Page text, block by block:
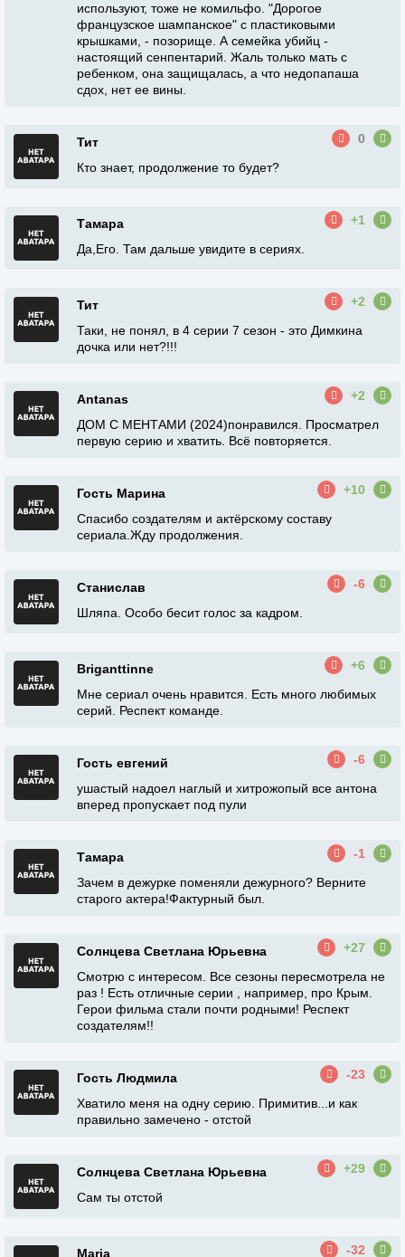
используют, тоже не комильфо. "Дорогое
французское шампанское" с пластиковыми
крышками, - позорище. А семейка убийц -
настоящий сенпентарий. Жаль только мать с
ребенком, она защищалась, а что недопапаша
сдох, нет ее вины.
Тит
0
Кто знает, продолжение то будет?
Тамара
+1
Да,Его. Там дальше увидите в сериях.
Тит
+2
Таки, не понял, в 4 серии 7 сезон - это Димкина
дочка или нет?!!!
Antanas
+2
ДОМ С МЕНТАМИ (2024)понравился. Просматрел
первую серию и хватить. Всё повторяется.
Гость Марина
+10
Спасибо создателям и актёрскому составу
сериала.Жду продолжения.
Станислав
-6
Шляпа. Особо бесит голос за кадром.
Briganttinne
+6
Мне сериал очень нравится. Есть много любимых
серий. Респект команде.
Гость евгений
-6
ушастый надоел наглый и хитрожопый все антона
вперед пропускает под пули
Тамара
-1
Зачем в дежурке поменяли дежурного? Верните
старого актера!Фактурный был.
Солнцева Светлана Юрьевна
+27
Смотрю с интересом. Все сезоны пересмотрела не
раз ! Есть отличные серии , например, про Крым.
Герои фильма стали почти родными! Респект
создателям!!
Гость Людмила
-23
Хватило меня на одну серию. Примитив...и как
правильно замечено - отстой
Солнцева Светлана Юрьевна
+29
Сам ты отстой
Maria -32